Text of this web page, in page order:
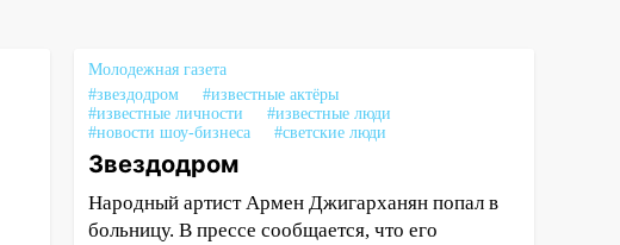
Молодежная газета
#звездодром
#известные актёры
#известные личности
#известные люди
#новости шоу-бизнеса
#светские люди
Звездодром
Народный артист Армен Джигарханян попал в
больницу. В прессе сообщается, что его